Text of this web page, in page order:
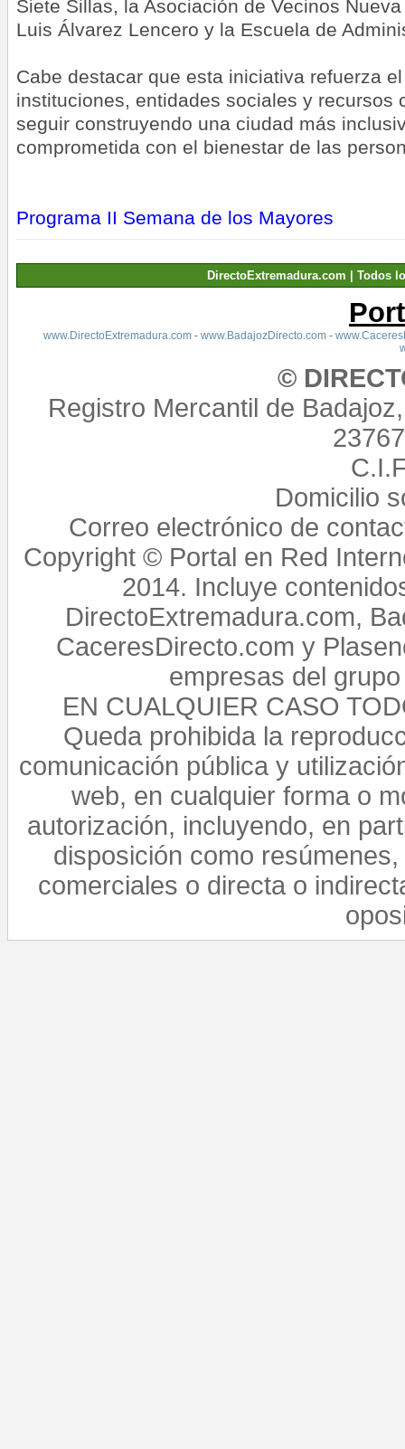
Siete Sillas, la Asociación de Vecinos
Luis Álvarez Lencero y la Escuela de
Cabe destacar que esta iniciativa refuerza
instituciones, entidades sociales y recursos
seguir construyendo una ciudad más
comprometida con el bienestar de las
Programa II Semana de los Mayores
DirectoExtremadura.com | Todos
www.DirectoExtremadura.com- www.BadajozDirecto.com-
©
Registro Mercantil de
Domicilio
Correo electrónico de
Copyright © Portal en Red
2014. Incluye
DirectoExtremadura.com,
CaceresDirecto.com y
empresas del
EN CUALQUIER CASO
Queda prohibida la
comunicación pública y
web, en cualquier forma o
autorización, incluyendo, en
disposición como
comerciales o directa o